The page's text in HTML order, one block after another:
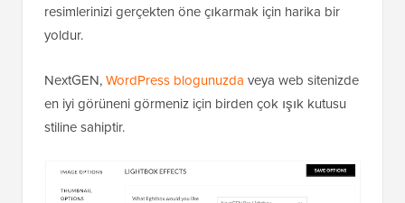
resimlerinizi gerçekten öne çıkarmak için harika bir
yoldur.
NextGEN,WordPress blogunuzda veya web sitenizde
en iyi görüneni görmeniz için birden çok ışık kutusu
stiline sahiptir.